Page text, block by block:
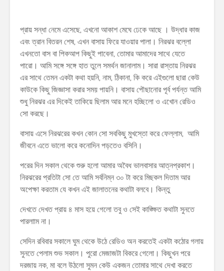
প্রায় সন্ধা নেমে এসেছে, এখনো আকাশ মেঘে ঢেকে আছে । উদ্ধার কাজ
এবং ত্রান বিতরন শেষ, এখন বাসায় ফিরে যাওয়ার পালা। নিরঝর বল্লো
এখনতো বাস বা পিকআপ কিছুই পাবেনা, তোমার আমাদের সাথে যেতে
পারো। আমি সঙ্গে সঙ্গে হাত তুলে সমর্থন জানালাম। সারা রাস্তায় নিরঝর
এর সাথে তেমন একটা কথা হয়নি, নাম, ঠিকানা, কি করে এইগুলো ছারা কেউ
কাউকে কিছু জিজ্ঞাসা করার সময় পায়নি। বাসায় পৌছানোর পূর্ব পর্যন্ত আমি
শুধু নিরঝর এর দিকেই তাকিয়ে ছিলাম আর মনে হচ্ছিলো ও এখোন রেডিও
সো করছে।
বাসায় এসে নিরঝরের কখন কোন সো সবকিছু মুখস্তো করে ফেল্লাম, আমি
জীবনে এতে ভালো করে কনোদিন পড়তেও বসিনি।
পরের দিন সকাল থেকে শুরু হলো আমার অবৈধ ভালবাসার আত্নপ্রকাশ।
নিরঝরের প্রতিটা সো তে আমি সর্বনিম্ন ৩০ টা করে মিছকল দিতাম আর
অপেক্ষা করতাম যে কখন এই জালাতনের কথাটা বলবে। কিন্তু
দেখতে দেখত প্রায় ৪ মাস হয়ে গেলো তবু ও সেই কাঙ্ক্ষিত কথাটা সুনতে
পারলাাম না।
সেদিন রবিবার সকালে ঘুম থেকে উঠে রেডিও অন করতেই একটা কঠোর গলায়
সুনতে পেলাম শুভ সকাল। পুরো মেজাজটা বিকরে গেলো। কিছুখন পরে
দরজায় নক, মা বলে উঠলো সুমন কেউ একজন তোমার সাথে দেখা করতে